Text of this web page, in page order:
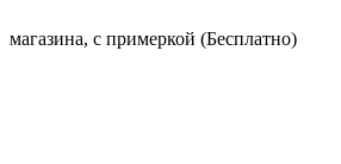
магазина, с примеркой (Бесплатно)